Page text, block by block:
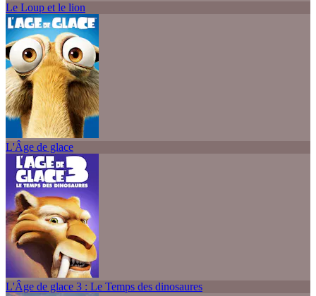
Le Loup et le lion
L'Âge de glace
L'Âge de glace 3 : Le Temps des dinosaures